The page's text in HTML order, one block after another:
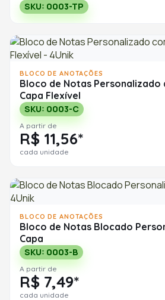
SKU: 0003-TP
BLOCO DE ANOTAÇÕES
Bloco de Notas Personalizado
Capa Flexível
SKU: 0003-C
A partir de
R$ 11,56*
cada unidade
BLOCO DE ANOTAÇÕES
Bloco de Notas Blocado
Capa
SKU: 0003-B
A partir de
R$ 7,49*
cada unidade